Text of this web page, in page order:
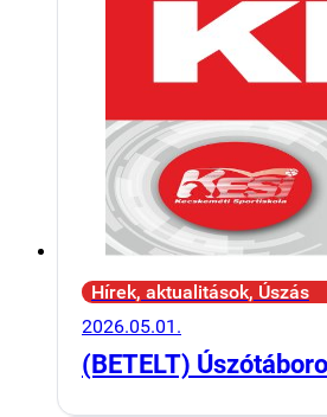
Hírek, aktualitások, Úszás
2026.05.01.
(BETELT)